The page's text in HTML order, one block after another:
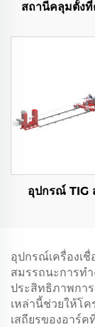
สถานีคลุมตั้ง
อุปกรณ์ TIG
อุปกรณ์เครื่องเ
สมรรถนะการท
ประสิทธิภาพกา
เหล่านี้ช่วยให้โค
เสถียรของอาร์